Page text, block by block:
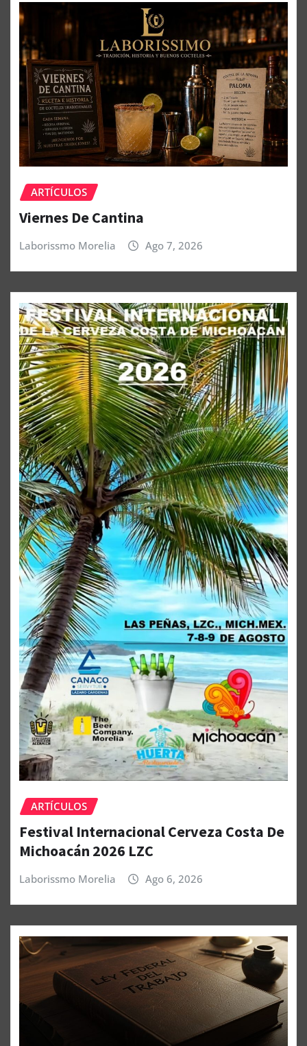
ARTÍCULOS
Viernes De Cantina
Laborissmo Morelia Ago 7, 2026
ARTÍCULOS
Festival Internacional Cerveza Costa De
Michoacán 2026 LZC
Laborissmo Morelia Ago 6, 2026